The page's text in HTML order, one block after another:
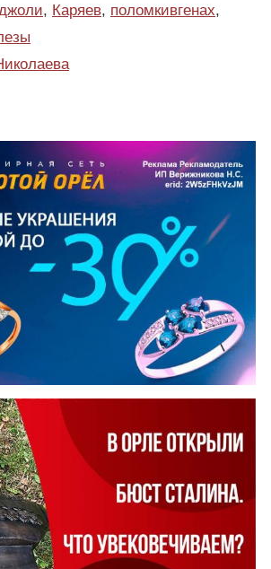
, Каряев, поломкивгенах,